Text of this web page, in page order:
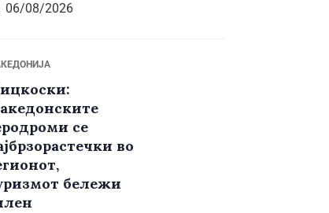
06/08/2026
се
во
бележи